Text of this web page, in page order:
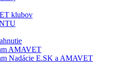
klubov
AMAVET
Nadácie E.SK a AMAVET